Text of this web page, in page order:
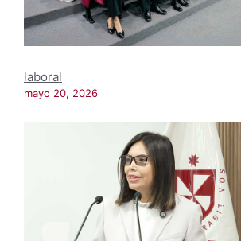
laboral
mayo 20, 2026